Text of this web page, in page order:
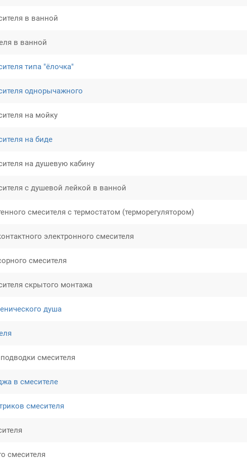
в ванной
в ванной
типа "ёлочка"
однорычажного
на мойку
на биде
на душевую кабину
с душевой лейкой в ванной
смесителя с термостатом (терморегулятором)
электронного смесителя
смесителя
скрытого монтажа
душа
смесителя
в смесителе
смесителя
смесителя